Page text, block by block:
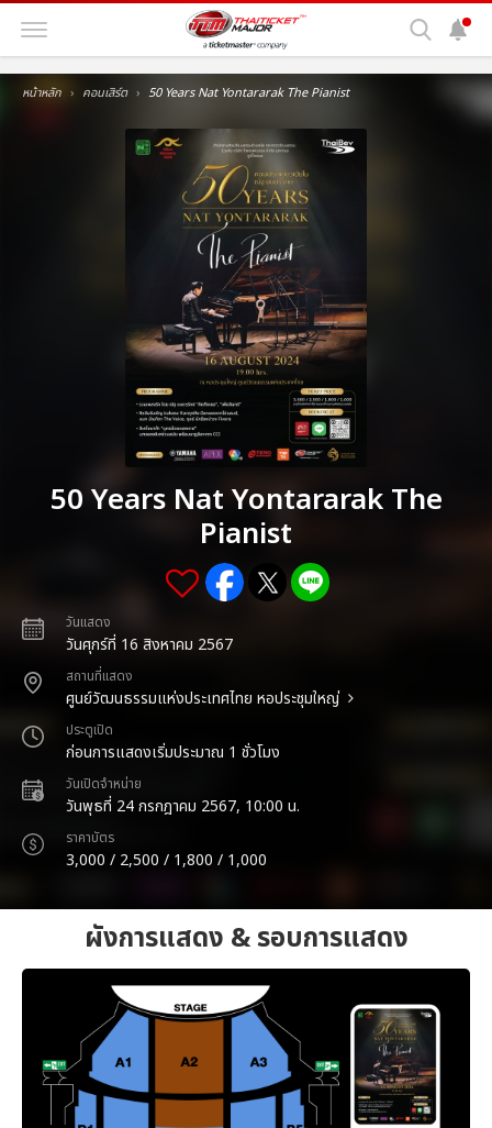
หน้าหลัก คอนเสิร์ต 50 Years Nat Yontararak The Pianist
50 Years Nat Yontararak The
Pianist
วันแสดง
วันศุกร์ที่ 16 สิงหาคม 2567
สถานที่แสดง
ศูนย์วัฒนธรรมแห่งประเทศไทย หอประชุมใหญ่
ประตูเปิด
ก่อนการแสดงเริ่มประมาณ 1 ชั่วโมง
วันเปิดจำหน่าย
วันพุธที่ 24 กรกฎาคม 2567, 10:00 น.
ราคาบัตร
3,000 / 2,500 / 1,800 / 1,000
ผังการแสดง & รอบการแสดง